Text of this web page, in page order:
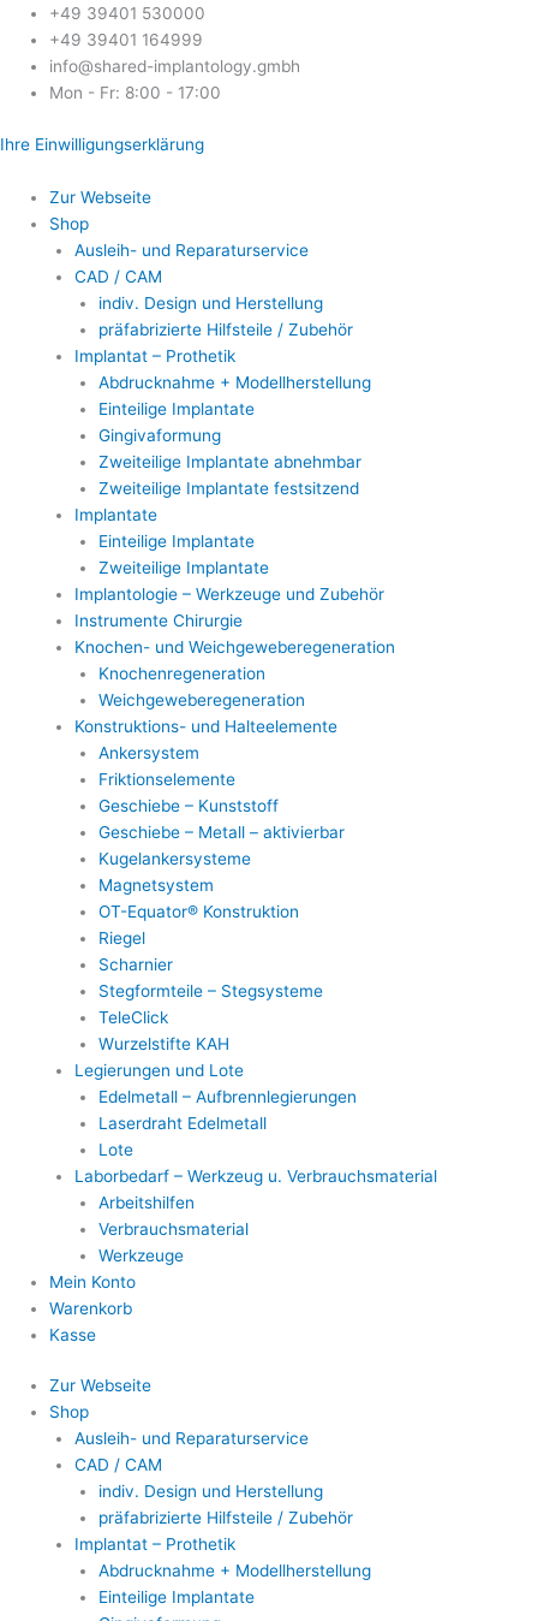
Zum
Inhalt
springen
+49 39401 530000
+49 39401 164999
info@shared-implantology.gmbh
Mon - Fr: 8:00 - 17:00
Ihre Einwilligungserklärung
Zur Webseite
Shop
Ausleih- und Reparaturservice
CAD / CAM
indiv. Design und Herstellung
präfabrizierte Hilfsteile / Zubehör
Implantat – Prothetik
Abdrucknahme + Modellherstellung
Einteilige Implantate
Gingivaformung
Zweiteilige Implantate abnehmbar
Zweiteilige Implantate festsitzend
Implantate
Einteilige Implantate
Zweiteilige Implantate
Implantologie – Werkzeuge und Zubehör
Instrumente Chirurgie
Knochen- und Weichgeweberegeneration
Knochenregeneration
Weichgeweberegeneration
Konstruktions- und Halteelemente
Ankersystem
Friktionselemente
Geschiebe – Kunststoff
Geschiebe – Metall – aktivierbar
Kugelankersysteme
Magnetsystem
OT-Equator® Konstruktion
Riegel
Scharnier
Stegformteile – Stegsysteme
TeleClick
Wurzelstifte KAH
Legierungen und Lote
Edelmetall – Aufbrennlegierungen
Laserdraht Edelmetall
Lote
Laborbedarf – Werkzeug u. Verbrauchsmaterial
Arbeitshilfen
Verbrauchsmaterial
Werkzeuge
Mein Konto
Warenkorb
Kasse
Zur Webseite
Shop
Ausleih- und Reparaturservice
CAD / CAM
indiv. Design und Herstellung
präfabrizierte Hilfsteile / Zubehör
Implantat – Prothetik
Abdrucknahme + Modellherstellung
Einteilige Implantate